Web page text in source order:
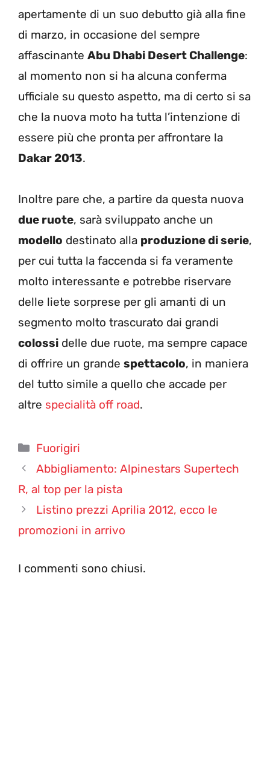
apertamente di un suo debutto già alla fine
di marzo, in occasione del sempre
affascinante Abu Dhabi Desert Challenge:
al momento non si ha alcuna conferma
ufficiale su questo aspetto, ma di certo si sa
che la nuova moto ha tutta l’intenzione di
essere più che pronta per affrontare la
Dakar 2013.
Inoltre pare che, a partire da questa nuova
due ruote, sarà sviluppato anche un
modello destinato alla produzione di serie,
per cui tutta la faccenda si fa veramente
molto interessante e potrebbe riservare
delle liete sorprese per gli amanti di un
segmento molto trascurato dai grandi
colossi delle due ruote, ma sempre capace
di offrire un grande spettacolo, in maniera
del tutto simile a quello che accade per
altre specialità off road.
Categorie
Fuorigiri
Abbigliamento: Alpinestars Supertech
R, al top per la pista
Listino prezzi Aprilia 2012, ecco le
promozioni in arrivo
I commenti sono chiusi.